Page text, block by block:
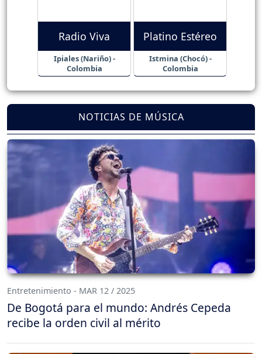
Radio Viva
Ipiales (Nariño) -
Colombia
Platino Estéreo
Istmina (Chocó) -
Colombia
NOTICIAS DE MÚSICA
Entretenimiento - MAR 12 / 2025
De Bogotá para el mundo: Andrés Cepeda
recibe la orden civil al mérito